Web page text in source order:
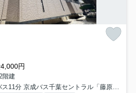
円
階建
バス千葉セントラル「藤原１丁目（千葉県）」 停歩3分